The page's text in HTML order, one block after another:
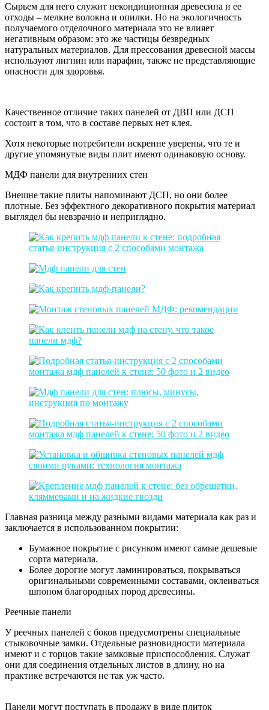
Сырьем для него служит некондиционная древесина и ее
отходы – мелкие волокна и опилки. Но на экологичность
получаемого отделочного материала это не влияет
негативным образом: это же частицы безвредных
натуральных материалов. Для прессования древесной массы
используют лигнин или парафин, также не представляющие
опасности для здоровья.
Качественное отличие таких панелей от ДВП или ДСП
состоит в том, что в составе первых нет клея.
Хотя некоторые потребители искренне уверены, что те и
другие упомянутые виды плит имеют одинаковую основу.
МДФ панели для внутренних стен
Внешне такие плиты напоминают ДСП, но они более
плотные. Без эффектного декоративного покрытия материал
выглядел бы невзрачно и неприглядно.
Главная разница между разными видами материала как раз и
заключается в использованном покрытии:
Бумажное покрытие с рисунком имеют самые дешевые
сорта материала.
Более дорогие могут ламинироваться, покрываться
оригинальными современными составами, оклеиваться
шпоном благородных пород древесины.
Реечные панели
У реечных панелей с боков предусмотрены специальные
стыковочные замки. Отдельные разновидности материала
имеют и с торцов такие замковые приспособления. Служат
они для соединения отдельных листов в длину, но на
практике встречаются не так уж часто.
Панели могут поступать в продажу в виде плиток